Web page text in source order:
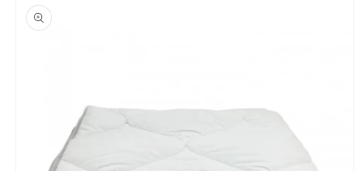
ugrás a
termékadatokra